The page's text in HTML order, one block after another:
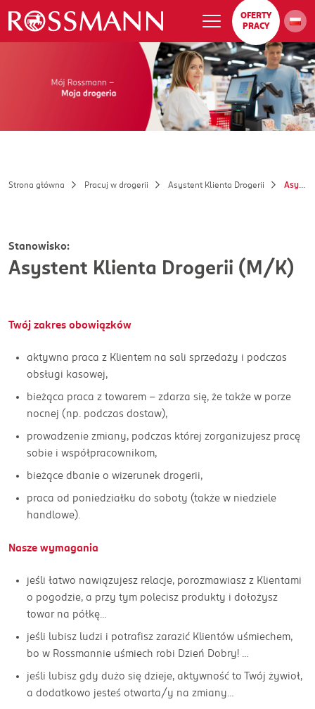
OFERTY
PRACY
Strona główna Pracuj w drogerii Asystent Klienta Drogerii Asystent Klienta Drogerii (M/K)
Stanowisko:
Asystent Klienta Drogerii (M/K)
Twój zakres obowiązków
aktywna praca z Klientem na sali sprzedaży i podczas
obsługi kasowej,
bieżąca praca z towarem - zdarza się, że także w porze
nocnej (np. podczas dostaw),
prowadzenie zmiany, podczas której zorganizujesz pracę
sobie i współpracownikom,
bieżące dbanie o wizerunek drogerii,
praca od poniedziałku do soboty (także w niedziele
handlowe).
Nasze wymagania
jeśli łatwo nawiązujesz relacje, porozmawiasz z Klientami
o pogodzie, a przy tym polecisz produkty i dołożysz
towar na półkę…
jeśli lubisz ludzi i potrafisz zarazić Klientów uśmiechem,
bo w Rossmannie uśmiech robi Dzień Dobry! ...
jeśli lubisz gdy dużo się dzieje, aktywność to Twój żywioł,
a dodatkowo jesteś otwarta/y na zmiany…